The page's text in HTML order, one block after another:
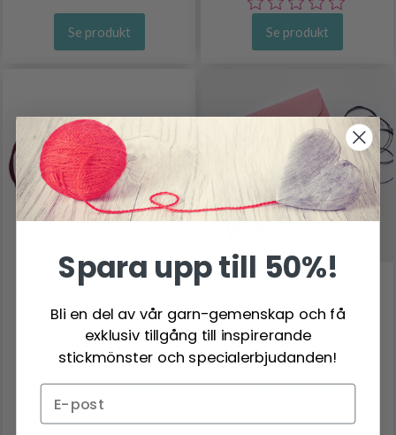
Se produkt Se produkt
RUNDSTICKOR 60 CM
(2.00-12.00 MM)
Pris från89.95 SEK
UTBYTBARA
RUNDSTICKOR SET
DELUXE
699.00 SEK
Spara upp till 50%!
Bli en del av vår garn-gemenskap och få
exklusiv tillgång till inspirerande
stickmönster och specialerbjudanden!